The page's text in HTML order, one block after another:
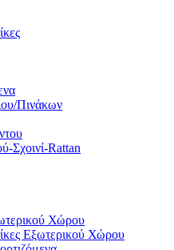
Πινάκων
Σχοινί-Rattan
Χώρου
Εξωτερικού Χώρου